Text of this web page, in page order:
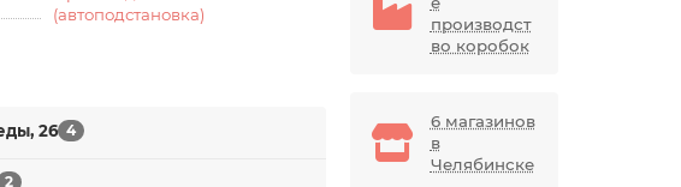
(автоподстановка)
26 4
2
производст
во коробок
6 магазинов
в
Челябинске